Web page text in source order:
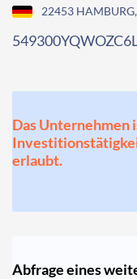
22453
Das
erlaubt.
Abfrage eines